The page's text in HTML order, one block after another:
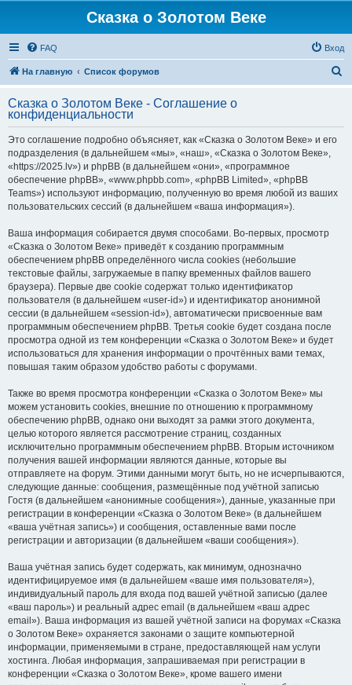
Сказка о Золотом Веке
FAQ Вход
На главную Список форумов
с
Сказка о Золотом Веке - Соглашение о
конфиденциальности
Это соглашение подробно объясняет, как «Сказка о Золотом Веке» и его
подразделения (в дальнейшем «мы», «наш», «Сказка о Золотом Веке»,
«https://2025.lv») и phpBB (в дальнейшем «они», «программное
обеспечение phpBB», «www.phpbb.com», «phpBB Limited», «phpBB
Teams») используют информацию, полученную во время любой из ваших
пользовательских сессий (в дальнейшем «ваша информация»).
Ваша информация собирается двумя способами. Во-первых, просмотр
«Сказка о Золотом Веке» приведёт к созданию программным
обеспечением phpBB определённого числа cookies (небольшие
текстовые файлы, загружаемые в папку временных файлов вашего
браузера). Первые две cookie содержат только идентификатор
пользователя (в дальнейшем «user-id») и идентификатор анонимной
сессии (в дальнейшем «session-id»), автоматически присвоенные вам
программным обеспечением phpBB. Третья cookie будет создана после
просмотра одной из тем конференции «Сказка о Золотом Веке» и будет
использоваться для хранения информации о прочтённых вами темах,
повышая таким образом удобство работы с форумами.
Также во время просмотра конференции «Сказка о Золотом Веке» мы
можем установить cookies, внешние по отношению к программному
обеспечению phpBB, однако они выходят за рамки этого документа,
целью которого является рассмотрение страниц, созданных
исключительно программным обеспечением phpBB. Вторым источником
получения вашей информации являются данные, которые вы
отправляете на форум. Этими данными могут быть, но не исчерпываются,
следующие данные: сообщения, размещённые под учётной записью
Гостя (в дальнейшем «анонимные сообщения»), данные, указанные при
регистрации в конференции «Сказка о Золотом Веке» (в дальнейшем
«ваша учётная запись») и сообщения, оставленные вами после
регистрации и авторизации (в дальнейшем «ваши сообщения»).
Ваша учётная запись будет содержать, как минимум, однозначно
идентифицируемое имя (в дальнейшем «ваше имя пользователя»),
индивидуальный пароль для входа под вашей учётной записью (далее
«ваш пароль») и реальный адрес email (в дальнейшем «ваш адрес
email»). Ваша информация из вашей учётной записи на форумах «Сказка
о Золотом Веке» охраняется законами о защите компьютерной
информации, применяемыми в стране, предоставляющей нам услуги
хостинга. Любая информация, запрашиваемая при регистрации в
конференции «Сказка о Золотом Веке», кроме вашего имени